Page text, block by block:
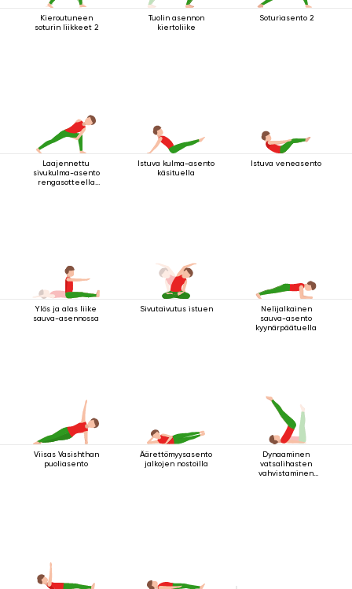
Kieroutuneen
soturin liikkeet 2
Tuolin asennon
kiertoliike
Soturiasento 2
Laajennettu
sivukulma-asento
rengasotteella
Istuva kulma-asento
käsituella
Istuva veneasento
Ylös ja alas liike
sauva-asennossa
Sivutaivutus istuen
Nelijalkainen
sauva-asento
kyynärpäätuella
Viisas Vasishthan
puoliasento
Äärettömyysasento
jalkojen nostoilla
Dynaaminen
vatsalihasten
vahvistaminen